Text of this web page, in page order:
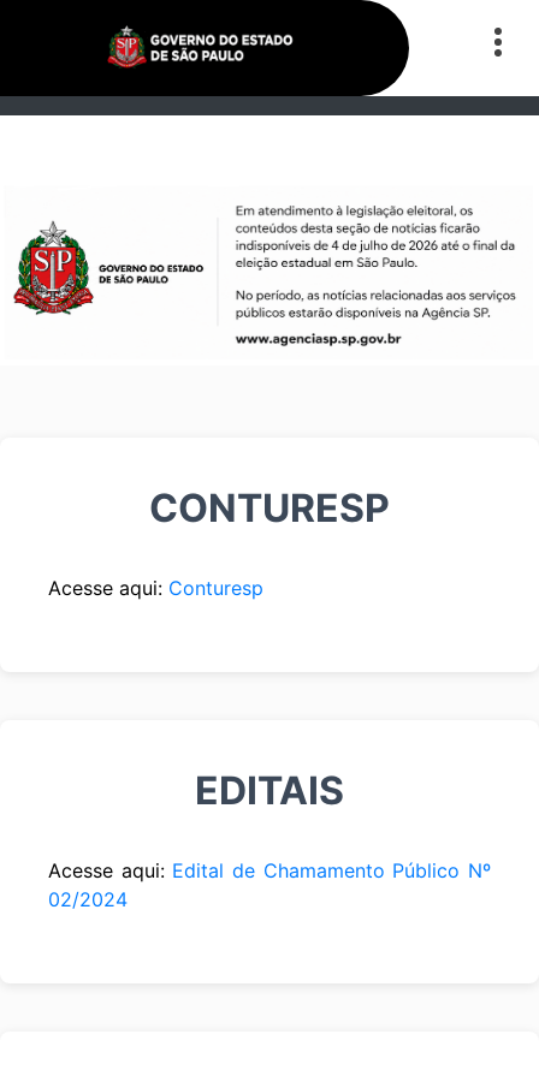
CONTURESP
Acesse aqui: Conturesp
EDITAIS
Acesse aqui: Edital de Chamamento Público Nº
02/2024